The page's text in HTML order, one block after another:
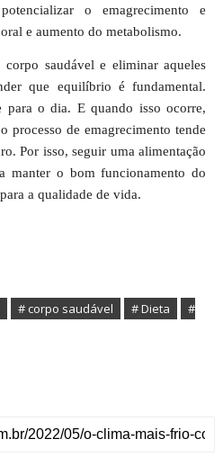
o emagrecimento e
e aumento do metabolismo.
saudável e eliminar aqueles
que equilíbrio é fundamental.
para o dia. E quando isso ocorre,
processo de emagrecimento tende
Por isso, seguir uma alimentação
manter o bom funcionamento do
a qualidade de vida.
# corpo saudável # Dieta
#